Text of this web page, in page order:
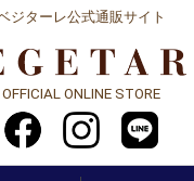
ジターレ公式通販サイト
OFFICIAL ONLINE STORE